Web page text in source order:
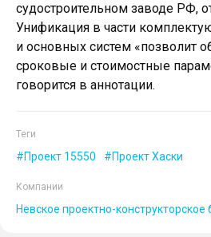
судостроительном заводе РФ,
Унификация в части
и основных систем «позволит
сроковые и стоимостные
говорится в аннотации.
Теги
Проект 15550 Проект Хаски
Компании
Невское проектно-